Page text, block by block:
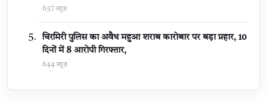
657 व्यूज़
चिरमिरी पुलिस का अवैध महुआ शराब कारोबार पर बड़ा प्रहार, 10
दिनों में 8 आरोपी गिरफ्तार,
644 व्यूज़